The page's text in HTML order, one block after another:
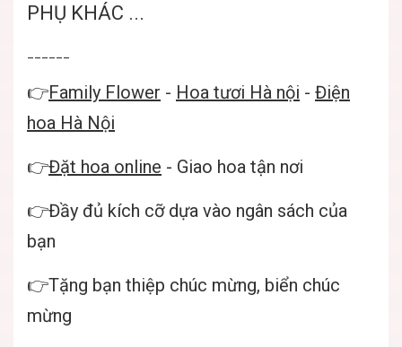
PHỤ KHÁC ...
👉Family Flower - Hoa tươi Hà nội - Điện
hoa Hà Nội
👉Đặt hoa online - Giao hoa tận nơi
👉Đầy đủ kích cỡ dựa vào ngân sách của
bạn
👉Tặng bạn thiệp chúc mừng, biển chúc
mừng